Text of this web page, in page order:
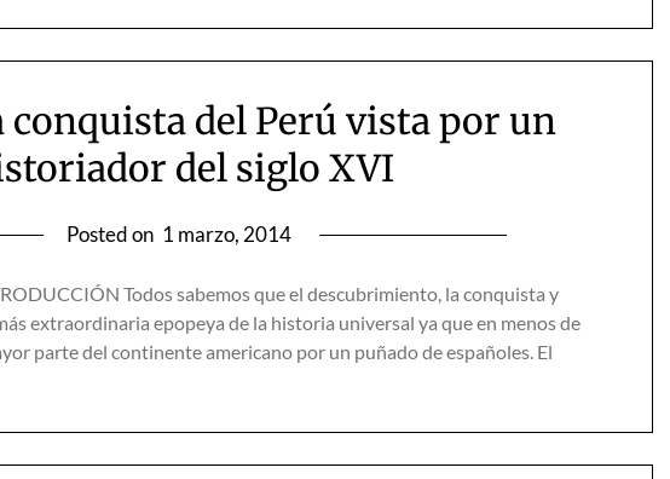
conquista del Perú vista por un
del siglo XVI
Posted on 1 marzo, 2014
Todos sabemos que el descubrimiento, la conquista y
extraordinaria epopeya de la historia universal ya que en menos de
parte del continente americano por un puñado de españoles. El